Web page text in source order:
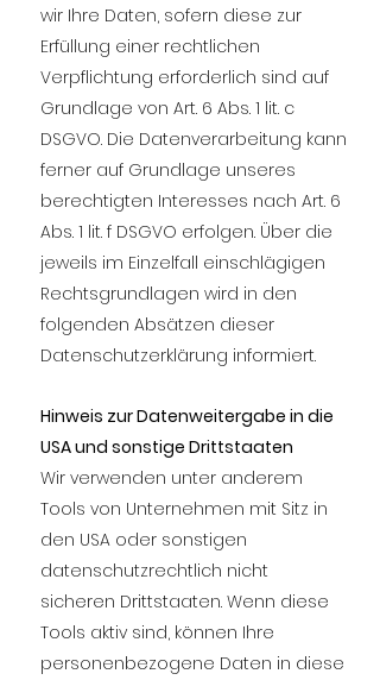
wir Ihre Daten, sofern diese zur
Erfüllung einer rechtlichen
Verpflichtung erforderlich sind auf
Grundlage von Art. 6 Abs. 1 lit. c
DSGVO. Die Datenverarbeitung kann
ferner auf Grundlage unseres
berechtigten Interesses nach Art. 6
Abs. 1 lit. f DSGVO erfolgen. Über die
jeweils im Einzelfall einschlägigen
Rechtsgrundlagen wird in den
folgenden Absätzen dieser
Datenschutzerklärung informiert.
Hinweis zur Datenweitergabe in die
USA und sonstige Drittstaaten
Wir verwenden unter anderem
Tools von Unternehmen mit Sitz in
den USA oder sonstigen
datenschutzrechtlich nicht
sicheren Drittstaaten. Wenn diese
Tools aktiv sind, können Ihre
personenbezogene Daten in diese